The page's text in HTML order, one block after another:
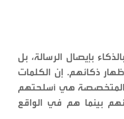
بإيصال الرسالة، بل
ذكائهم. إن الكلمات
المتخصصة هي أسلحتهم
بينما هم في الواقع